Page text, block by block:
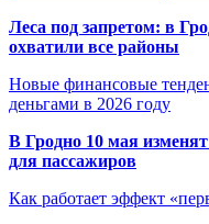
Леса под запретом: в
охватили все районы
Новые финансовые
деньгами в 2026 году
В Гродно 10 мая
для пассажиров
Как работает эффект